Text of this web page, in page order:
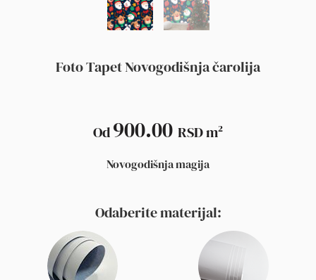
Foto Tapet Novogodišnja čarolija
Od900.00 RSDm²
Novogodišnja magija
Odaberite materijal: